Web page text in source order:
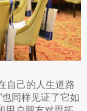
自己的人生道路
也同样见证了它如